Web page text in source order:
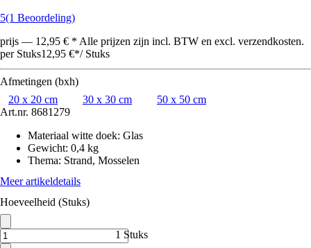
5(1 Beoordeling)
prijs — 12,95 € * Alle prijzen zijn incl. BTW en excl. verzendkosten.
per Stuks12,95 €*/ Stuks
Afmetingen (bxh)
20 x 20 cm
30 x 30 cm
50 x 50 cm
Art.nr. 8681279
Materiaal witte doek: Glas
Gewicht: 0,4 kg
Thema: Strand, Mosselen
Meer artikeldetails
Hoeveelheid (Stuks)
1 Stuks